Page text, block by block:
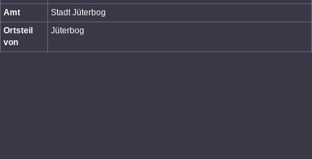
Amt
Stadt Jüterbog
Ortsteil
von
Jüterbog